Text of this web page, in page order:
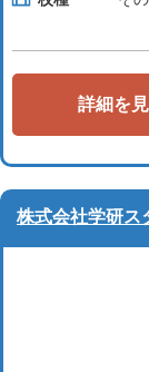
詳細を
株式会社学研ス